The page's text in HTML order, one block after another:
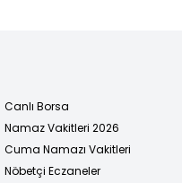
Canlı Borsa
Namaz Vakitleri 2026
Cuma Namazı Vakitleri
Nöbetçi Eczaneler